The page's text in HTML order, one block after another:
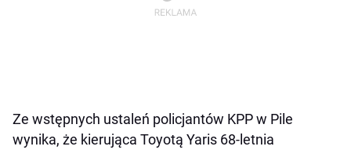
Ze wstępnych ustaleń policjantów KPP w Pile
wynika, że kierująca Toyotą Yaris 68-letnia